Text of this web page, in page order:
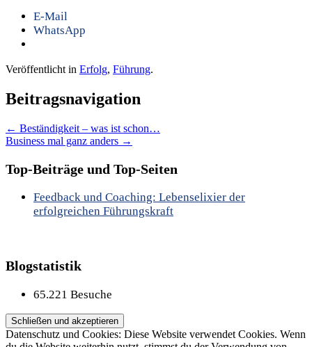
E-Mail
WhatsApp
Veröffentlicht in Erfolg, Führung.
Beitragsnavigation
← Beständigkeit – was ist schon…
Business mal ganz anders →
Top-Beiträge und Top-Seiten
Feedback und Coaching: Lebenselixier der
erfolgreichen Führungskraft
Blogstatistik
65.221 Besuche
Datenschutz und Cookies: Diese Website verwendet Cookies. Wenn